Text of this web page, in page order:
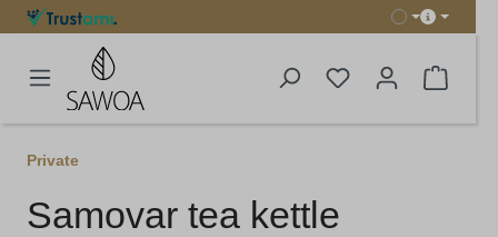
content
Private
Samovar tea kettle